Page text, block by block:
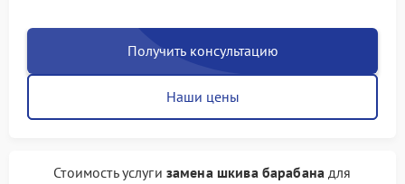
Получить консультацию
Наши цены
Стоимость услуги замена шкива барабана для